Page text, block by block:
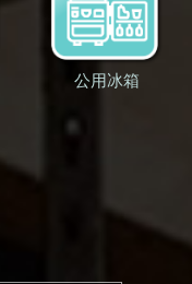
公用冰箱